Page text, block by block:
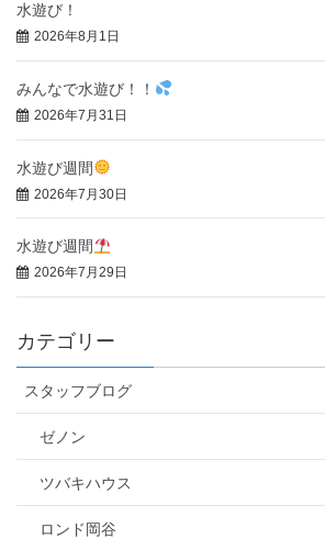
水遊び！
2026年8月1日
みんなで水遊び！！
2026年7月31日
水遊び週間
2026年7月30日
水遊び週間
2026年7月29日
カテゴリー
スタッフブログ
ゼノン
ツバキハウス
ロンド岡谷